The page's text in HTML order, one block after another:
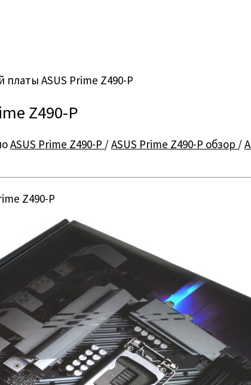
ASUS Prime Z490-P
Z490-P
ASUS Prime Z490-P /ASUS Prime Z490-P обзор /
Z490-P